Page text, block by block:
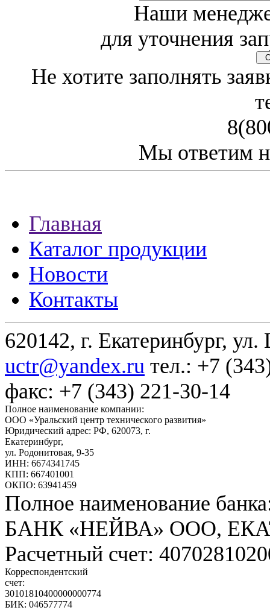
Наши
для уточнения
Не хотите заполнять
Мы ответим
Главная
Каталог продукции
Новости
Контакты
620142, г. Екатеринбург,
uctr@yandex.ru тел.: +7
факс: +7 (343) 221-30-14
Полное наименование компании:
ООО «Уральский центр технического развития»
Юридический адрес: РФ, 620073, г.
Екатеринбург,
ул. Родонитовая, 9-35
ИНН: 6674341745
КПП: 667401001
ОКПО: 63941459
Полное наименование
БАНК «НЕЙВА» ООО,
Расчетный счет:
Корреспондентский
счет:
30101810400000000774
БИК: 046577774